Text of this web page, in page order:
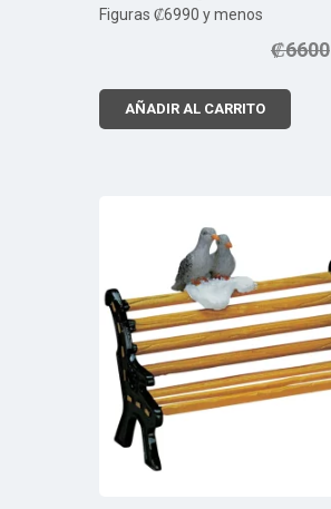
Figuras ₡6990 y menos
₡6600
AÑADIR AL CARRITO